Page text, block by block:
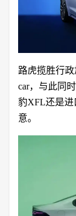
路虎揽胜行政
car，与此同时
豹XFL还是进
意。